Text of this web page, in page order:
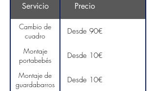
Servicio Precio
Cambio de
cuadro
Desde 90€
Montaje
portabebés
Desde 10€
Montaje de
guardabarros
Desde 10€